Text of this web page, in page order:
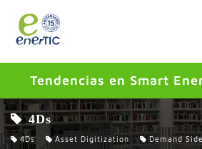
Tendencias en Smart
4Ds
4Ds Asset Digitization
Demand